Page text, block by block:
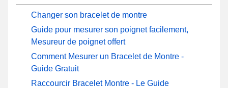
Changer son bracelet de montre
Guide pour mesurer son poignet facilement,
Mesureur de poignet offert
Comment Mesurer un Bracelet de Montre -
Guide Gratuit
Raccourcir Bracelet Montre - Le Guide